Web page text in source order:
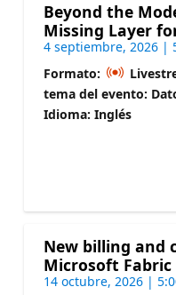
Beyond the
Missing Layer
4 septiembre, 2026 |
Formato:
tema del evento:
Idioma: Inglés
New billing and
Microsoft Fabric
14 octubre, 2026 |